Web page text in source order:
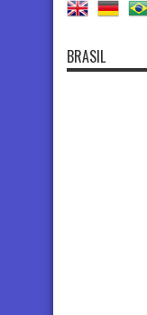
BRASIL